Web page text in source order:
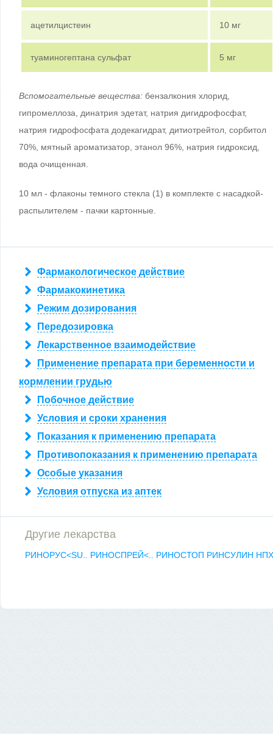
ацетилцистеин 10 мг
туаминогептана сульфат 5 мг
Вспомогательные вещества: бензалкония хлорид,
гипромеллоза, динатрия эдетат, натрия дигидрофосфат,
натрия гидрофосфата додекагидрат, дитиотрейтол, сорбитол
70%, мятный ароматизатор, этанол 96%, натрия гидроксид,
вода очищенная.
10 мл - флаконы темного стекла (1) в комплекте с насадкой-
распылителем - пачки картонные.
Фармакологическое действие
Фармакокинетика
Режим дозирования
Передозировка
Лекарственное взаимодействие
Применение препарата при беременности и
кормлении грудью
Побочное действие
Условия и сроки хранения
Показания к применению препарата
Противопоказания к применению препарата
Особые указания
Условия отпуска из аптек
Другие лекарства
РИНОРУС<SU.. РИНОСПРЕЙ<.. РИНОСТОП РИНСУЛИН